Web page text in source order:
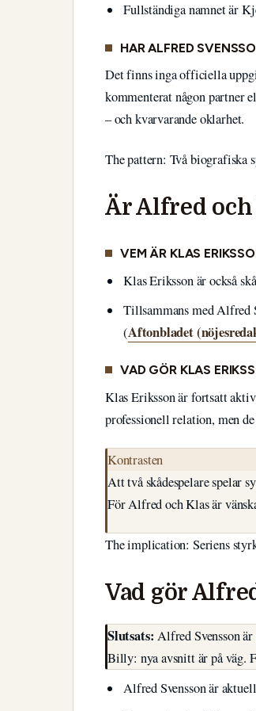
Fullständiga namnet är
HAR ALFRED
Det finns inga officiella
kommenterat någon partner
– och kvarvarande oklarhet.
The pattern: Två
Är Alfred
VEM ÄR KLAS
Klas Eriksson är också
Tillsammans med Alfred
(Aftonbladet
VAD GÖR KLAS
Klas Eriksson är fortsatt
professionell relation, men
Kontrasten
Att två skådespelare spelar
För Alfred och Klas är
The implication: Seriens
Vad gör
Slutsats: Alfred Svensson
Billy: nya avsnitt är på väg.
Alfred Svensson är